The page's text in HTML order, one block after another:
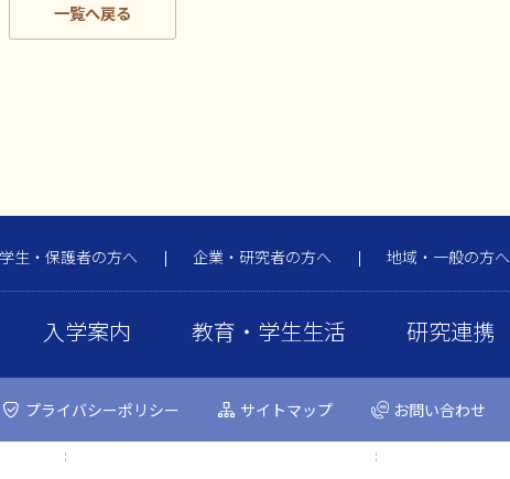
一覧へ戻る
生・保護者の方へ 企業・研究者の方へ 地域・一般の方へ
入学案内 教育・学生生活 研究連携
プライバシーポリシー サイトマップ お問い合わせ